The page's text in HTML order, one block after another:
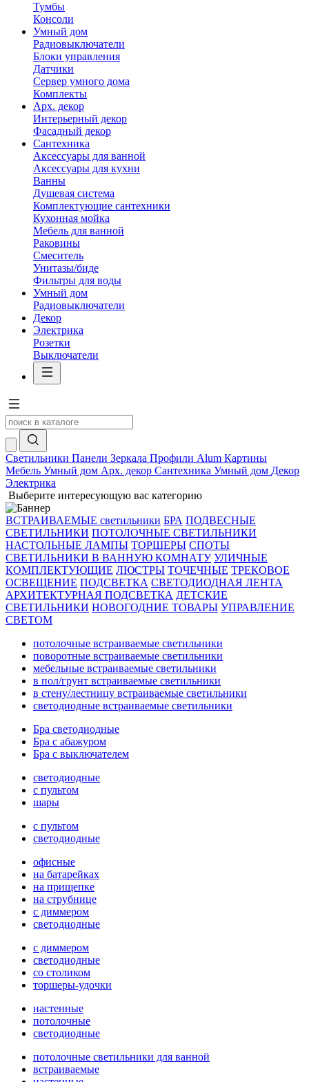
Тумбы
Консоли
Умный дом
Радиовыключатели
Блоки управления
Датчики
Сервер умного дома
Комплекты
Арх. декор
Интерьерный декор
Фасадный декор
Сантехника
Аксессуары для ванной
Аксессуары для кухни
Ванны
Душевая система
Комплектующие сантехники
Кухонная мойка
Мебель для ванной
Раковины
Смеситель
Унитазы/биде
Фильтры для воды
Умный дом
Радиовыключатели
Декор
Электрика
Розетки
Выключатели
Светильники Панели Зеркала Профили Alum Картины
Мебель Умный дом Арх. декор Сантехника Умный дом Декор
Электрика
Выберите интересующую вас категорию
ВСТРАИВАЕМЫЕ светильники БРА ПОДВЕСНЫЕ
СВЕТИЛЬНИКИ ПОТОЛОЧНЫЕ СВЕТИЛЬНИКИ
НАСТОЛЬНЫЕ ЛАМПЫ ТОРШЕРЫ СПОТЫ
СВЕТИЛЬНИКИ В ВАННУЮ КОМНАТУ УЛИЧНЫЕ
КОМПЛЕКТУЮЩИЕ ЛЮСТРЫ ТОЧЕЧНЫЕ ТРЕКОВОЕ
ОСВЕЩЕНИЕ ПОДСВЕТКА СВЕТОДИОДНАЯ ЛЕНТА
АРХИТЕКТУРНАЯ ПОДСВЕТКА ДЕТСКИЕ
СВЕТИЛЬНИКИ НОВОГОДНИЕ ТОВАРЫ УПРАВЛЕНИЕ
СВЕТОМ
потолочные встраиваемые светильники
поворотные встраиваемые светильники
мебельные встраиваемые светильники
в пол/грунт встраиваемые светильники
в стену/лестницу встраиваемые светильники
светодиодные встраиваемые светильники
Бра светодиодные
Бра с абажуром
Бра с выключателем
светодиодные
с пультом
шары
с пультом
светодиодные
офисные
на батарейках
на прищепке
на струбнице
с диммером
светодиодные
с диммером
светодиодные
со столиком
торшеры-удочки
настенные
потолочные
светодиодные
потолочные светильники для ванной
встраиваемые